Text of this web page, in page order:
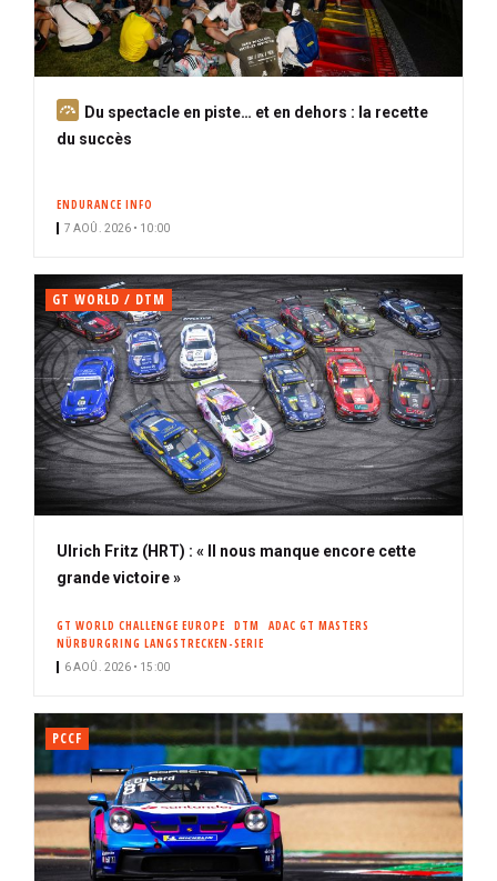
A
b
Du spectacle en piste… et en dehors : la recette
du succès
ENDURANCE INFO
7 AOÛ. 2026 • 10:00
GT WORLD / DTM
Ulrich Fritz (HRT) : « Il nous manque encore cette
grande victoire »
GT WORLD CHALLENGE EUROPE DTM
ADAC GT MASTERS
NÜRBURGRING LANGSTRECKEN-SERIE
6 AOÛ. 2026 • 15:00
PCCF